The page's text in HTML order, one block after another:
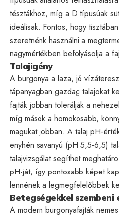
tésztákhoz, míg a D típusúak
ideálisak. Fontos, hogy
szeretnénk használni a
nagymértékben befolyásolja a
Talajigény
A burgonya a laza, jó
tápanyagban gazdag talajokat
fajták jobban tolerálják a
míg mások a homokosabb,
magukat jobban. A talaj pH-
enyhén savanyú (pH 5,5-6,5)
talajvizsgálat segíthet
pH-ját, így pontosabb képet
lennének a legmegfelelőbbek
Betegségekkel szembeni
A modern burgonyafajták